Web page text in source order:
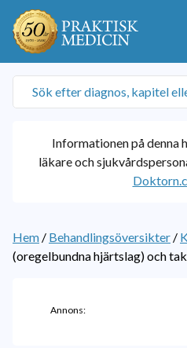
Informationen på denna
läkare och
Hem / Behandlingsöversikter /
(oregelbundna hjärtslag) och
Annons: